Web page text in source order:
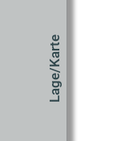
Lage/Karte